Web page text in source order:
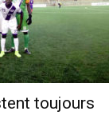
toujours